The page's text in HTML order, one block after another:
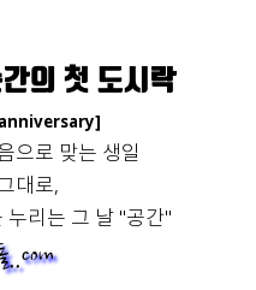
의 첫 도시락
으로 맞는 생일
대로,
누리는 그 날 "공간"
..com